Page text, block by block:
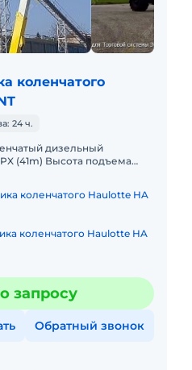
коленчатого
24 ч.
(41m) Высота подъема
коленчатого Haulotte HA
коленчатого Haulotte HA
запросу
Обратный звонок